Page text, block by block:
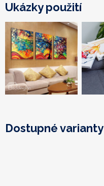
Ukázky použití
Dostupné varianty